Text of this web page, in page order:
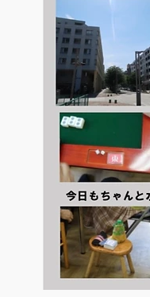
千葉ロッテマリーンズを応